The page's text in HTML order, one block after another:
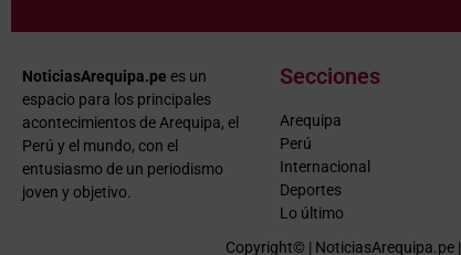
NoticiasArequipa.pe es un
espacio para los principales
acontecimientos de Arequipa, el
Perú y el mundo, con el
entusiasmo de un periodismo
joven y objetivo.
Secciones
Arequipa
Perú
Internacional
Deportes
Lo último
Copyright© | NoticiasArequipa.pe |